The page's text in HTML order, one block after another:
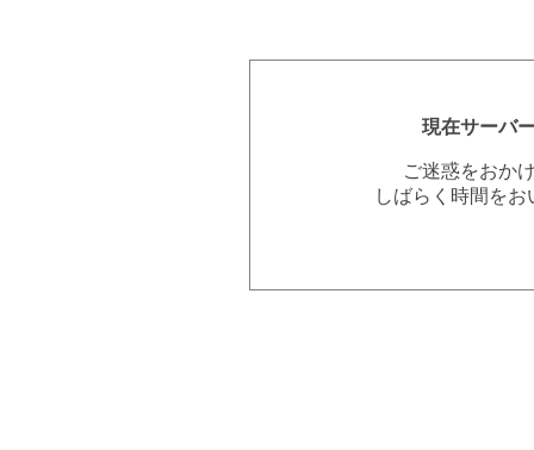
現在サーバ
ご迷惑をおか
しばらく時間を